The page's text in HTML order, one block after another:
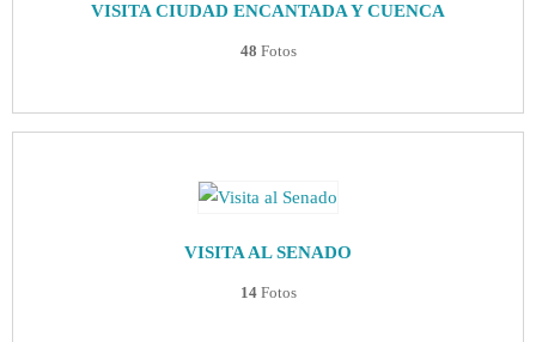
VISITA CIUDAD ENCANTADA Y CUENCA
48 Fotos
VISITA AL SENADO
14Fotos